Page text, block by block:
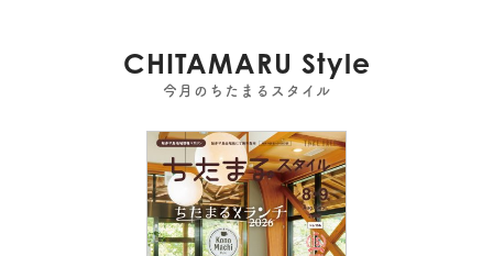
CHITAMARU Style
今月のちたまるスタイル